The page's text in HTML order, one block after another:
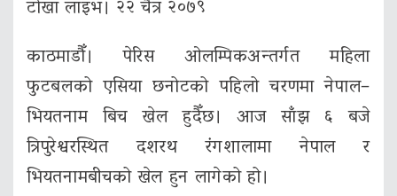
टोखा लाइभ। २२ चैत्र २०७९
काठमाडौँ। पेरिस ओलम्पिकअन्तर्गत महिला
फुटबलको एसिया छनोटको पहिलो चरणमा नेपाल–
भियतनाम बिच खेल हुदैँछ। आज साँझ ६ बजे
त्रिपुरेश्वरस्थित दशरथ रंगशालामा नेपाल र
भियतनामबीचको खेल हुन लागेको हो।